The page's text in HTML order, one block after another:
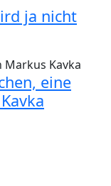
ja nicht
eine